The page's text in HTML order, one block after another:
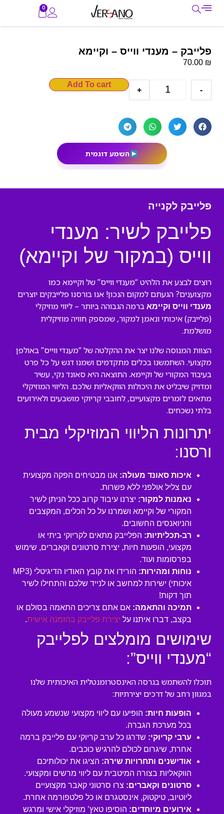
0
פלייבק – מענדי ווייס – וקיימא
70.00 ₪
-
+
Add To cart
השמע דוגמית
פלייבק לקנייה
פלייבק לשיר: מענדי
ווייס (במקור של וקיימא)
רוצים לבצע את הלהיט “מענדי ווייס” של וקיימא כמו
מקצוענים? הגעתם למקום הנכון! אנו בורסנו פלייבקים יוצרים
מענדי ווייס וקיימא ברמה הגבוהה ביותר – ליווי מוזיקלי
(פלייבק) איכותי ונאמן למקור, שמספק חוויה מוזיקלית
מושלמת.
הצוות המנוסה שלנו יצר את ההקלטה של “מענדי ווייס” באולפן
מקצועי. השתמשנו בכלים מתקדמים ושמנו דגש על כל פרט
בעיבוד המקורי של וקיימא. התוצאה היא סאונד נקי, עשיר
ומדויק שיבליט את היכולות הווקאליות שלכם. הליווי המוזיקלי
מתאים לזמרים מקצועיים, לחובבי קריוקי מושבעים ולאירועים
בלתי נשכחים.
יתרונות הליווי המוזיקלי מבית
ורסנו:
איכות סאונד מעולה: אנו מבטיחים הפקה מקצועית
עם צליל אולפני ללא פשרות.
נאמנות למקור: יצרנו עיבוד קרוב ככל הניתן לשיר
המקורי של וקיימא ושמרנו על כל הכלים, המקצבים
והניואנסים החשובים.
רב-תכליתיות: הפלייבק מתאים לקריוקי ביתי או
מקצועי, הופעות חיות, יצירת סרטונים וקאברים, שימוש
בפרסומות ועוד.
נוחות ומהירות:
הורידו את קובץ האודיו הדיגיטלי (MP3
איכותי) ישירות למחשב או לנייד שלכם והתחילו לשיר
תוך דקות!
תמיכה והתאמה: אם אתם צריכים התאמה בסולם או
בקצב, דברו איתנו על יצירת פלייבק בהזמנה אישית.
שימושים מומלצים לפלייבק
“מענדי ווייס”:
תוכלו להשתמש בגרסה האינסטרומנטלית האיכותית שלנו
במגוון רחב של דרכים יצירתיות:
הופעות חיות: הופיעו עם ליווי מקצועי שנשמע מעולה
בכל מערכת הגברה.
ערבי קריוקי: שדרגו כל ערב קריוקי עם פלייבק ברמה
אחרת, שיגרום לכולם להרגיש כוכבים.
אודישנים ותחרויות שירה: הציגו את יכולותיכם
הווקאליות בצורה המיטבית עם ליווי מרשים ומקצועי.
סרטונים וקאברים: צרו סרטוני קאבר מקצועיים
ליוטיוב, טיקטוק, אינסטגרם או כל פלטפורמה אחרת.
אירועים מיוחדים: הוסיפו טאץ’ מוזיקלי אישי ומרגש